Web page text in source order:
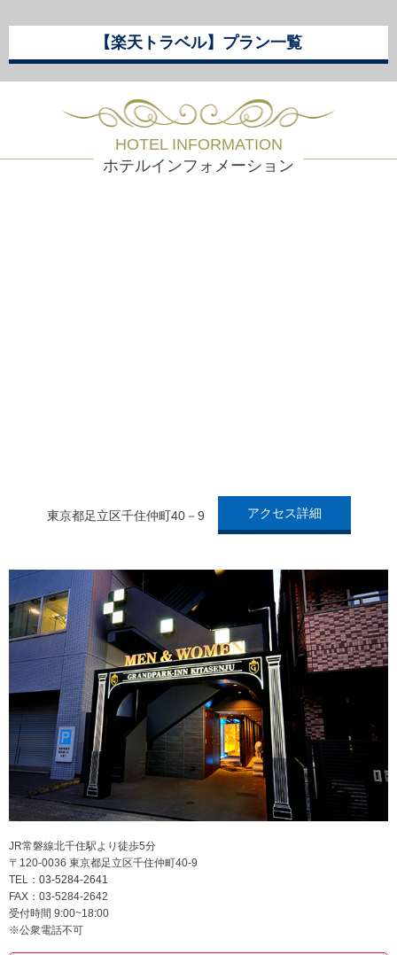
【楽天トラベル】プラン一覧
HOTEL INFORMATION
ホテルインフォメーション
東京都足立区千住仲町40－9 アクセス詳細
JR常磐線北千住駅より徒歩5分
〒120-0036 東京都足立区千住仲町40-9
TEL： 03-5284-2641
FAX：03-5284-2642
受付時間 9:00~18:00
※公衆電話不可